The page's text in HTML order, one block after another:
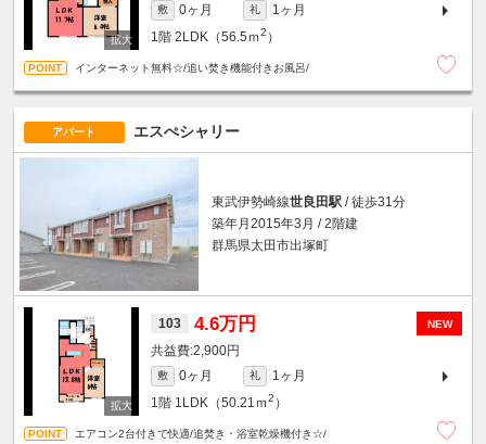
敷 0ヶ月 礼
1ヶ月
1階 2LDK（56.5ｍ2 ）
インターネット無料☆/追い焚き機能付きお風呂/
アパート エスぺシャリー
東武伊勢崎線世良田駅 / 徒歩31分
築年月2015年3月 / 2階建
群馬県太田市出塚町
NEW
103 4.6万円
2,900円
敷 0ヶ月 礼
1ヶ月
1階 1LDK（50.21ｍ2 ）
エアコン2台付きで快適/追焚き・浴室乾燥機付き☆/